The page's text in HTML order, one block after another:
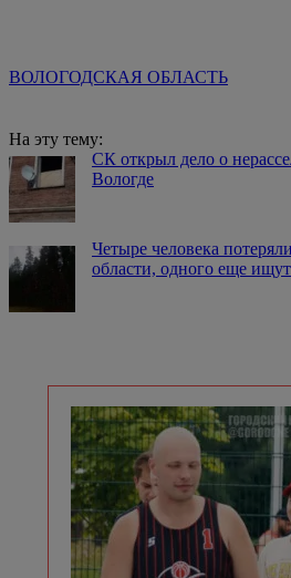
ВОЛОГОДСКАЯ ОБЛАСТЬ
На эту тему:
СК открыл дело о
Вологде
Четыре человека
области, одного еще ищут